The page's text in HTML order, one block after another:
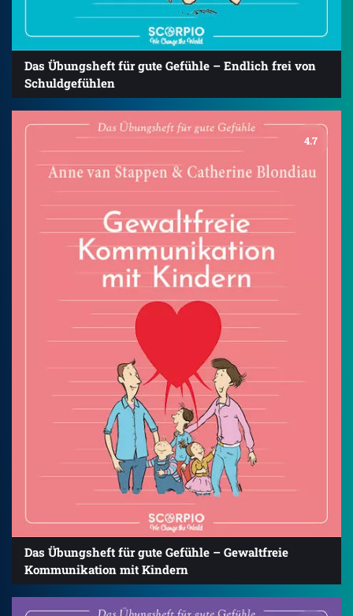
Das Übungsheft für gute Gefühle – Endlich frei von
Schuldgefühlen
4.7
Das Übungsheft für gute Gefühle – Gewaltfreie
Kommunikation mit Kindern